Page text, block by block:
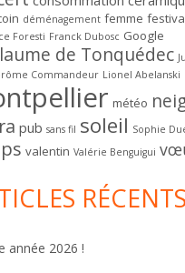
déménagement femme
Foresti Franck Dubosc Google
de Tonquédec
Commandeur Lionel Abelanski
météo
pub sans fil soleil Sophie
valentin Valérie Benguigui
RÉCENTS
année 2026 !